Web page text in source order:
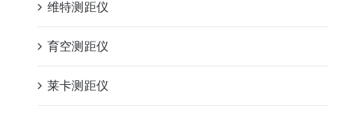
维特测距仪
育空测距仪
莱卡测距仪